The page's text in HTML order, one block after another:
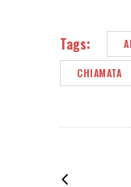
Tags:
CHIAMATA